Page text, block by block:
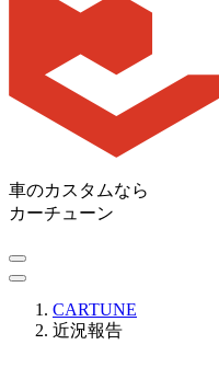
車のカスタムなら
カーチューン
CARTUNE
近況報告